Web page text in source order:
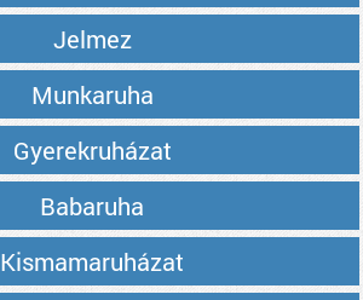
Jelmez
Munkaruha
Gyerekruházat
Babaruha
Kismamaruházat